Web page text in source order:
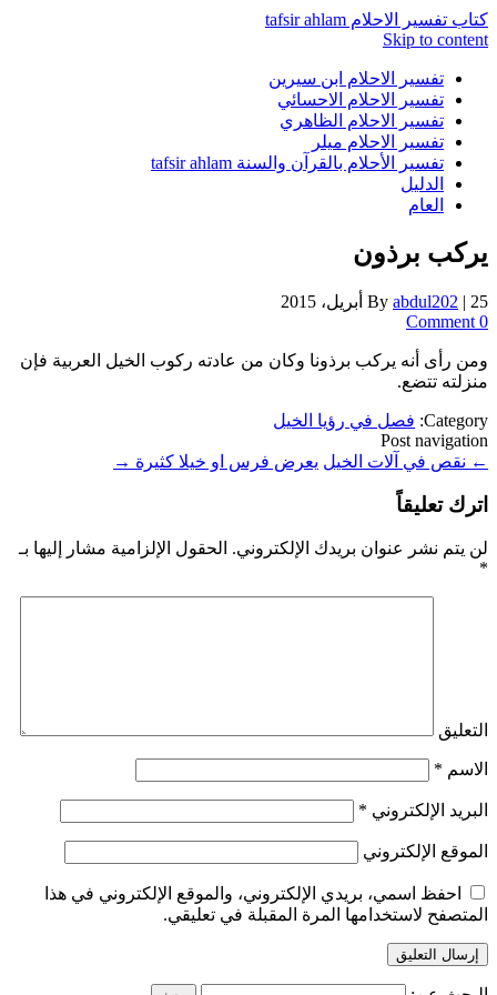
كتاب تفسير الاحلام tafsir ahlam
Skip to content
تفسير الاحلام ابن سيرين
تفسير الاحلام الاحسائي
تفسير الاحلام الظاهري
تفسير الاحلام ميلر
تفسير الأحلام بالقرآن والسنة tafsir ahlam
الدليل
العام
يركب برذون
By abdul202 | 25 أبريل، 2015
0 Comment
ومن رأى أنه يركب برذونا وكان من عادته ركوب الخيل العربية فإن
منزلته تتضع.
Category: فصل في رؤيا الخيل
Post navigation
← نقص في آلات الخيل يعرض فرس او خيلا كثيرة →
اترك تعليقاً
لن يتم نشر عنوان بريدك الإلكتروني. الحقول الإلزامية مشار إليها بـ
*
التعليق
الاسم *
البريد الإلكتروني *
الموقع الإلكتروني
احفظ اسمي، بريدي الإلكتروني، والموقع الإلكتروني في هذا
المتصفح لاستخدامها المرة المقبلة في تعليقي.